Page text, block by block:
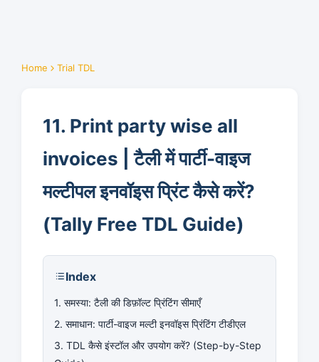
Home Trial TDL
11. Print party wise all
invoices | टैली में पार्टी-वाइज
मल्टीपल इनवॉइस प्रिंट कैसे करें?
(Tally Free TDL Guide)
Index
1. समस्या: टैली की डिफ़ॉल्ट प्रिंटिंग सीमाएँ
2. समाधान: पार्टी-वाइज मल्टी इनवॉइस प्रिंटिंग टीडीएल
3. TDL कैसे इंस्टॉल और उपयोग करें? (Step-by-Step